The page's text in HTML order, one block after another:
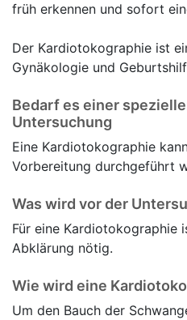
früh erkennen und sofort
Der Kardiotokographie ist
Gynäkologie und
Bedarf es einer
Untersuchung
Eine Kardiotokographie
Vorbereitung durchgeführt
Was wird vor der
Für eine Kardiotokographie
Abklärung nötig.
Wie wird eine
Um den Bauch der